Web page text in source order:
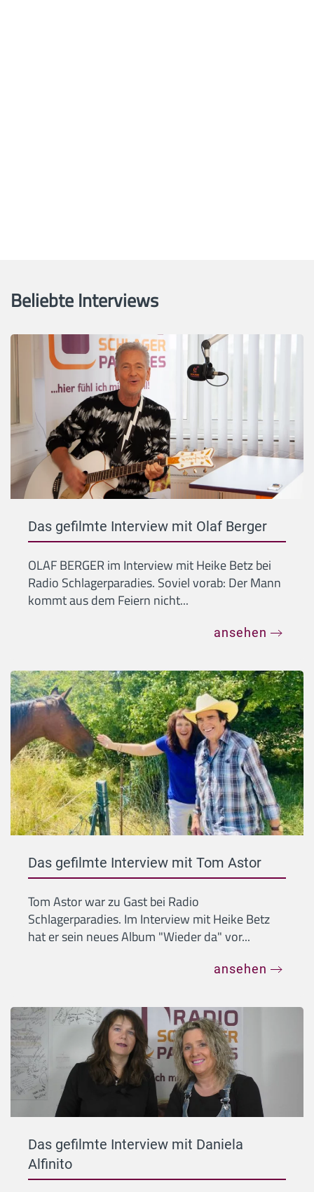
Beliebte Interviews
Das gefilmte Interview mit Olaf Berger
OLAF BERGER im Interview mit Heike Betz bei
Radio Schlagerparadies. Soviel vorab: Der Mann
kommt aus dem Feiern nicht...
ansehen
Das gefilmte Interview mit Tom Astor
Tom Astor war zu Gast bei Radio
Schlagerparadies. Im Interview mit Heike Betz
hat er sein neues Album "Wieder da" vor...
ansehen
Das gefilmte Interview mit Daniela
Alfinito